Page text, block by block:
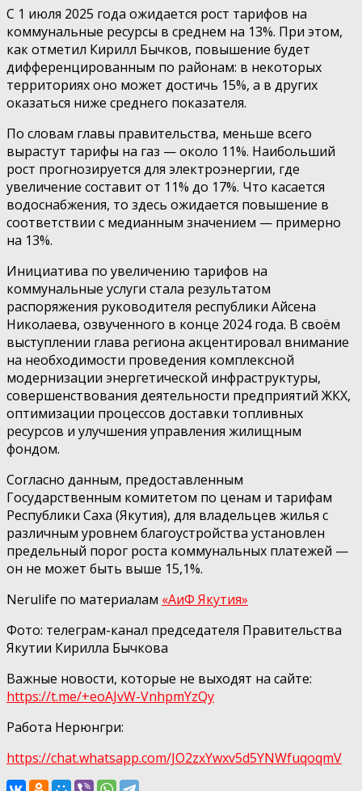
С 1 июля 2025 года ожидается рост тарифов на
коммунальные ресурсы в среднем на 13%. При этом,
как отметил Кирилл Бычков, повышение будет
дифференцированным по районам: в некоторых
территориях оно может достичь 15%, а в других
оказаться ниже среднего показателя.
По словам главы правительства, меньше всего
вырастут тарифы на газ — около 11%. Наибольший
рост прогнозируется для электроэнергии, где
увеличение составит от 11% до 17%. Что касается
водоснабжения, то здесь ожидается повышение в
соответствии с медианным значением — примерно
на 13%.
Инициатива по увеличению тарифов на
коммунальные услуги стала результатом
распоряжения руководителя республики Айсена
Николаева, озвученного в конце 2024 года. В своём
выступлении глава региона акцентировал внимание
на необходимости проведения комплексной
модернизации энергетической инфраструктуры,
совершенствования деятельности предприятий ЖКХ,
оптимизации процессов доставки топливных
ресурсов и улучшения управления жилищным
фондом.
Согласно данным, предоставленным
Государственным комитетом по ценам и тарифам
Республики Саха (Якутия), для владельцев жилья с
различным уровнем благоустройства установлен
предельный порог роста коммунальных платежей —
он не может быть выше 15,1%.
Nerulife по материалам «АиФ Якутия»
Фото: телеграм-канал председателя Правительства
Якутии Кирилла Бычкова
Важные новости, которые не выходят на сайте:
https://t.me/+eoAJvW-VnhpmYzQy
Работа Нерюнгри:
https://chat.whatsapp.com/JO2zxYwxv5d5YNWfuqoqmV